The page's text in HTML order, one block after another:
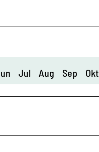
Jul Aug Sep Okt